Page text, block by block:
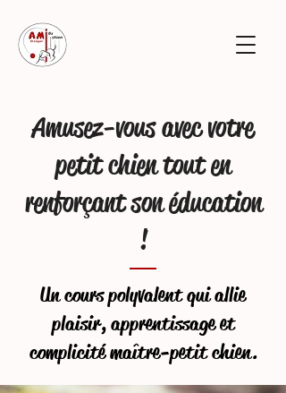
Amusez-vous avec votre
petit chien tout en
renforçant son éducation
!
Un cours polyvalent qui allie
plaisir, apprentissage et
complicité maître-petit chien.